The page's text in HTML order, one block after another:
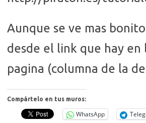
Aunque se ve mas
desde el link que hay en
pagina (columna de la
Compártelo en tus muros:
WhatsApp